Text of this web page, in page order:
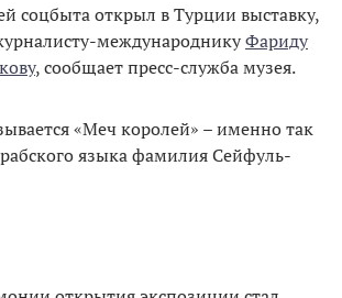
соцбыта открыл в Турции выставку,
международникуФариду
, сообщает пресс-служба музея.
«Меч королей» – именно так
языка фамилия Сейфуль-